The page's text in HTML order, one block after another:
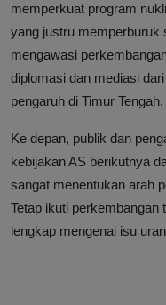
memperkuat program
yang justru memperburuk
mengawasi
diplomasi dan mediasi
pengaruh di Timur Tengah.
Ke depan, publik dan
kebijakan AS berikutnya
sangat menentukan arah
Tetap ikuti perkembangan
lengkap mengenai isu